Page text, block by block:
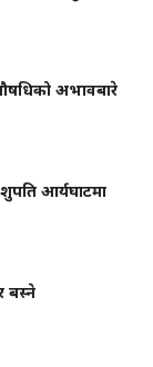
अभावबारे
आर्यघाटमा
बस्ने